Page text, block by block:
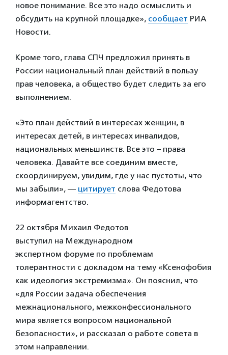
новое понимание. Все это надо осмыслить и
обсудить на крупной площадке», сообщает РИА
Новости.
Кроме того, глава СПЧ предложил принять в
России национальный план действий в пользу
прав человека, а общество будет следить за его
выполнением.
«Это план действий в интересах женщин, в
интересах детей, в интересах инвалидов,
национальных меньшинств. Все это – права
человека. Давайте все соединим вместе,
скоординируем, увидим, где у нас пустоты, что
мы забыли», — цитирует слова Федотова
информагентство.
22 октября Михаил Федотов
выступил на Международном
экспертном форуме по проблемам
толерантности с докладом на тему «Ксенофобия
как идеология экстремизма». Он пояснил, что
«для России задача обеспечения
межнационального, межконфессионального
мира является вопросом национальной
безопасности», и рассказал о работе совета в
этом направлении.